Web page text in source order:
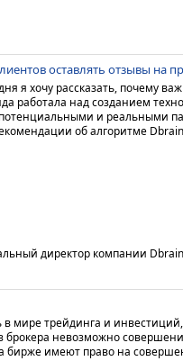
оставлять отзывы на
я хочу рассказать, почему
работала над созданием
и реальными
об алгоритме
директор компании
мире трейдинга и
невозможно
имеют право на